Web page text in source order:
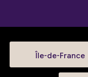
Île-de-France